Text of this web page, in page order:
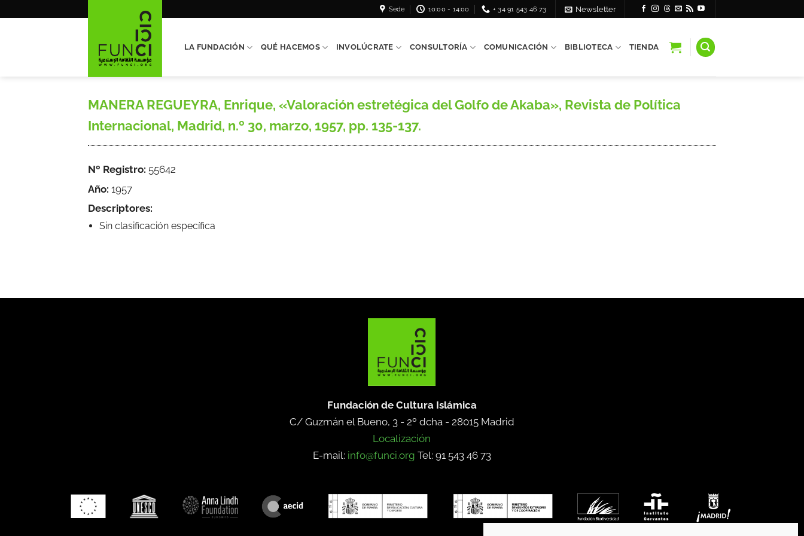
Sede 10:00 - 14:00 + 34 91 543 46 73 Newsletter
LA FUNDACIÓN QUÉ HACEMOS INVOLÚCRATE CONSULTORÍA COMUNICACIÓN BIBLIOTECA TIENDA
MANERA REGUEYRA, Enrique, «Valoración estretégica del Golfo de Akaba», Revista de Política
Internacional, Madrid, n.º 30, marzo, 1957, pp. 135-137.
Nº Registro: 55642
Año: 1957
Descriptores:
Sin clasificación específica
Fundación de Cultura Islámica
C/ Guzmán el Bueno, 3 - 2º dcha - 28015 Madrid
Localización
E-mail: info@funci.org Tel: 91 543 46 73